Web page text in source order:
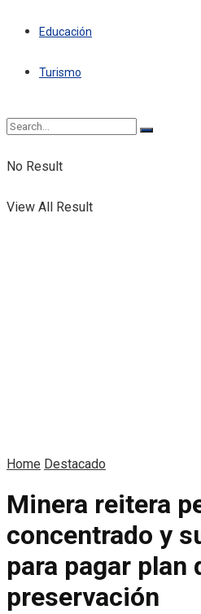
Educación
Turismo
No Result
View All Result
Home Destacado
Minera reitera
concentrado y
para pagar plan
preservación